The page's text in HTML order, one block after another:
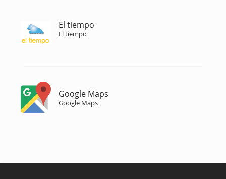
El tiempo
El tiempo
Google Maps
Google Maps